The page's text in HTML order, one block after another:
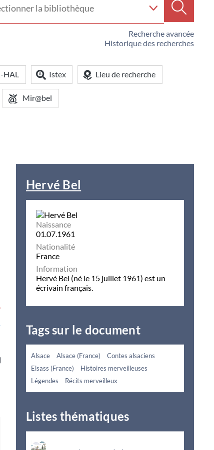
Recherche avancée
Historique des recherches
HAL Istex Lieu de recherche
Mir@bel
document
ressources
Hervé Bel
Naissance
01.07.1961
Nationalité
France
Information
Hervé Bel (né le 15 juillet 1961) est un
écrivain français.
Tags sur le document
Alsace Alsace (France)
Contes alsaciens
Elsass (France)
Histoires merveilleuses
Légendes
Récits merveilleux
Listes thématiques